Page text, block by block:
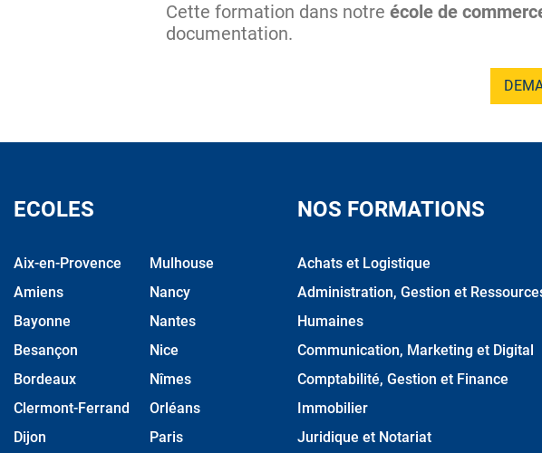
Cette formation dans notre école de
documentation.
ECOLES
Aix-en-Provence
Amiens
Bayonne
Besançon
Bordeaux
Clermont-Ferrand
Dijon
Mulhouse
Nancy
Nantes
Nice
Nîmes
Orléans
Paris
NOS FORMATIONS
Achats et Logistique
Administration, Gestion et
Humaines
Communication, Marketing et Digital
Comptabilité, Gestion et Finance
Immobilier
Juridique et Notariat